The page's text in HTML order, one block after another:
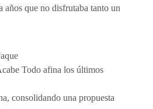
años que no disfrutaba tanto un
Todo afina los últimos
consolidando una propuesta